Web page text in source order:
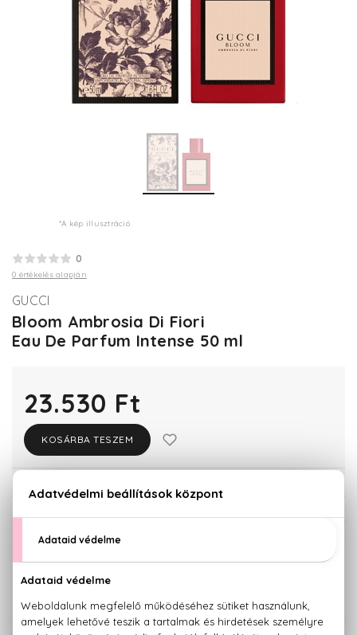
*A kép illusztráció
0
0 értékelés alapján
GUCCI
Bloom Ambrosia Di Fiori
Eau De Parfum Intense 50 ml
23.530 Ft
KOSÁRBA TESZEM
KISZERELÉS KIVÁLASZTÁSA
KAPCSOLÓDÓ TERMÉKEK